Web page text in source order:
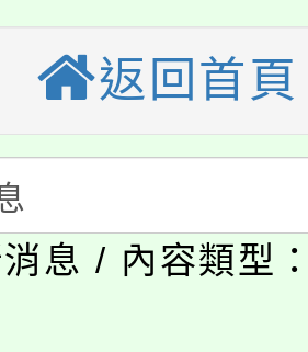
動
語及新住民語歌
校115學年度第
)教師甄選結果(
校115學年度第
)教師甄選結果(
國文化大學推廣
》溝通分析基
生活教案入校路
食農教育專業人
返回首頁
息 / 內容類型